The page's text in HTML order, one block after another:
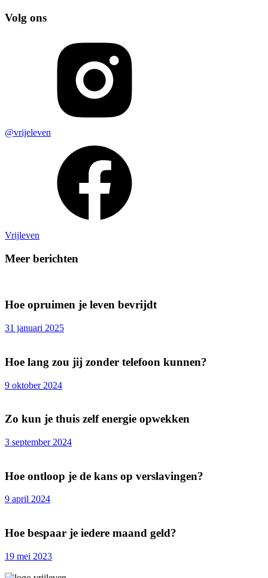
Volg ons
@vrijeleven
Vrijleven
Meer berichten
Hoe opruimen je leven bevrijdt
31 januari 2025
Hoe lang zou jij zonder telefoon kunnen?
9 oktober 2024
Zo kun je thuis zelf energie opwekken
3 september 2024
Hoe ontloop je de kans op verslavingen?
9 april 2024
Hoe bespaar je iedere maand geld?
19 mei 2023